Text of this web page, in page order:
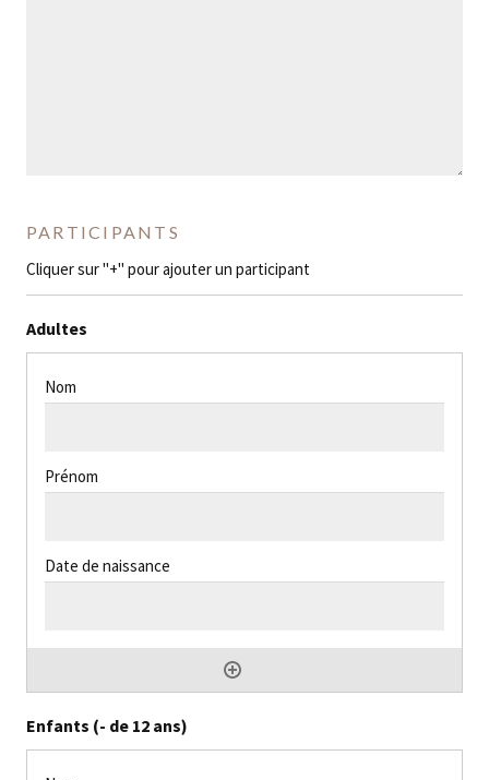
PARTICIPANTS
Cliquer sur "+" pour ajouter un participant
Adultes
Enfants (- de 12 ans)